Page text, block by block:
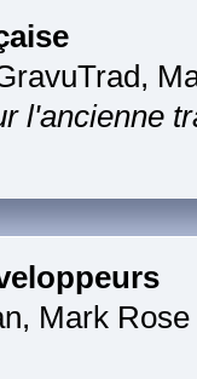
l'ancienne
Mark